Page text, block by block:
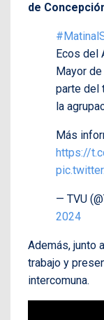
de
Ecos del
Mayor de
parte del
la
Más
https://
— TVU
2024
Además, junto
trabajo y
intercomuna.